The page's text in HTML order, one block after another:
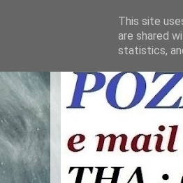
This site
are shared
statistics,